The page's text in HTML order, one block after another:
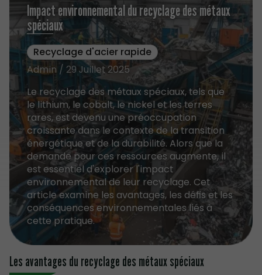
Impact environnemental du recyclage des métaux
spéciaux
Recyclage d'acier rapide
Admin / 29 Juillet 2025
Le recyclage des métaux spéciaux, tels que
le lithium, le cobalt, le nickel et les terres
rares, est devenu une préoccupation
croissante dans le contexte de la transition
énergétique et de la durabilité. Alors que la
demande pour ces ressources augmente, il
est essentiel d'explorer l'impact
environnemental de leur recyclage. Cet
article examine les avantages, les défis et les
conséquences environnementales liés à
cette pratique.
Les avantages du recyclage des métaux spéciaux